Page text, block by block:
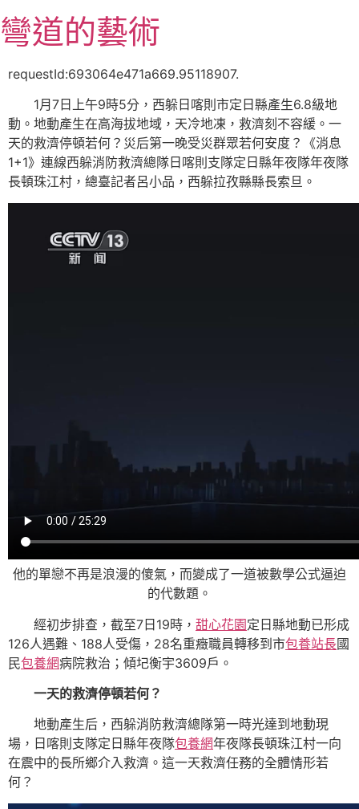
至
主
彎道的藝術
requestId:693064e471a669.95118907.
1月7日上午9時5分，西躲日喀則市定日縣產生6.8級地
動。地動產生在高海拔地域，天冷地凍，救濟刻不容緩。一
天的救濟停頓若何？災后第一晚受災群眾若何安度？《消息
1+1》連線西躲消防救濟總隊日喀則支隊定日縣年夜隊年夜隊
長頓珠江村，總臺記者呂小品，西躲拉孜縣縣長索旦。
他的單戀不再是浪漫的傻氣，而變成了一道被數學公式逼迫
的代數題。
經初步排查，截至7日19時， 甜心花園定日縣地動已形成
126人遇難、188人受傷，28名重癥職員轉移到市包養站長國
民包養網病院救治；傾圮衡宇3609戶。
一天的救濟停頓若何？
地動產生后，西躲消防救濟總隊第一時光達到地動現
場，日喀則支隊定日縣年夜隊包養網年夜隊長頓珠江村一向
在震中的長所鄉介入救濟。這一天救濟任務的全體情形若
何？